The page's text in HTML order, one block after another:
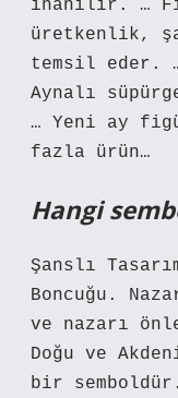
inanılır. …
üretkenlik,
temsil eder.
Aynalı
… Yeni ay
fazla ürün…
Hangi
Şanslı
Boncuğu.
ve nazarı
Doğu ve
bir